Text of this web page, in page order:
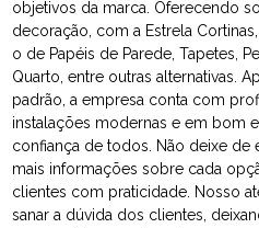
objetivos da marca. Oferecendo
decoração, com a Estrela
o de Papéis de Parede, Tapetes,
Quarto, entre outras alternativas.
padrão, a empresa conta com
instalações modernas e em bom
confiança de todos. Não deixe de
mais informações sobre cada
clientes com praticidade. Nosso
sanar a dúvida dos clientes,